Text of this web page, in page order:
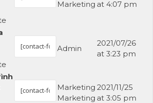
Marketing at 4:07 pm
Admin
2021/07/26
at 3:23 pm
Marketing
Marketing
2021/11/25
at 3:05 pm